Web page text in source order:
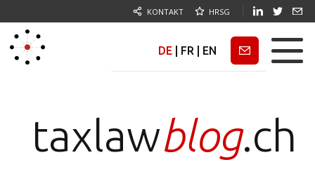
KONTAKT HRSG
DE FR EN Newsletter
taxlawblog.ch